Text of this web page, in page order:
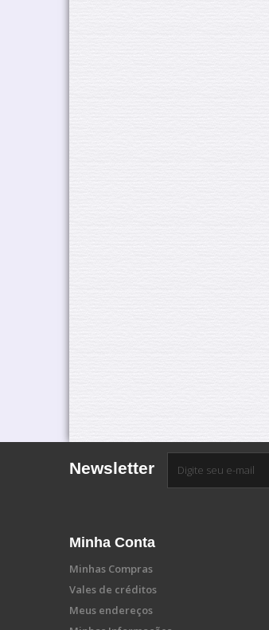
Newsletter
Minha Conta
Minhas Compras
Vales de créditos
Meus endereços